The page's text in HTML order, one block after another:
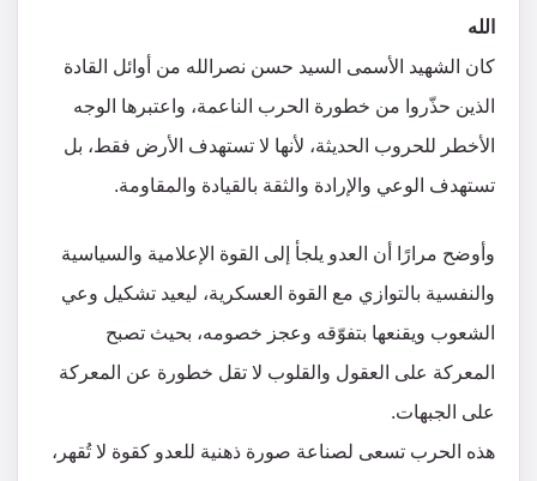
الله
كان الشهيد الأسمى السيد حسن نصرالله من أوائل القادة
الذين حذّروا من خطورة الحرب الناعمة، واعتبرها الوجه
الأخطر للحروب الحديثة، لأنها لا تستهدف الأرض فقط، بل
تستهدف الوعي والإرادة والثقة بالقيادة والمقاومة.
وأوضح مرارًا أن العدو يلجأ إلى القوة الإعلامية والسياسية
والنفسية بالتوازي مع القوة العسكرية، ليعيد تشكيل وعي
الشعوب ويقنعها بتفوّقه وعجز خصومه، بحيث تصبح
المعركة على العقول والقلوب لا تقل خطورة عن المعركة
على الجبهات.
هذه الحرب تسعى لصناعة صورة ذهنية للعدو كقوة لا تُقهر،